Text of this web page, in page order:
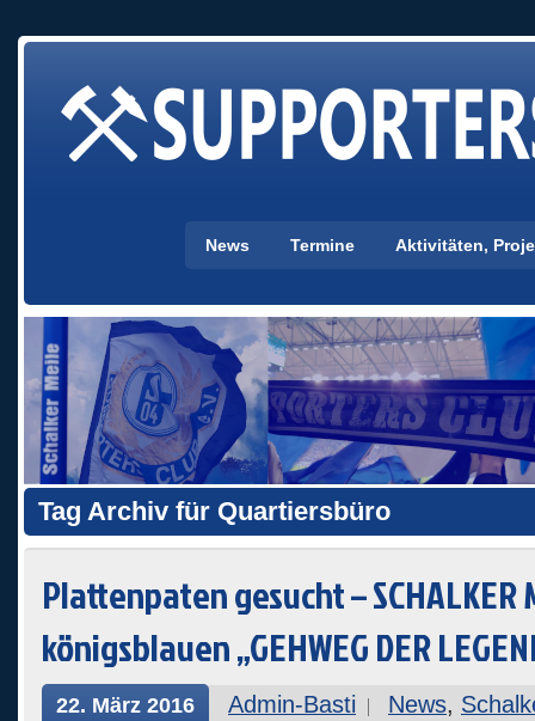
News Termine Aktivitäten,
Tag Archiv für Quartiersbüro
Plattenpaten gesucht – SCHALKER
königsblauen „GEHWEG DER
22. März 2016 Admin-Basti News,